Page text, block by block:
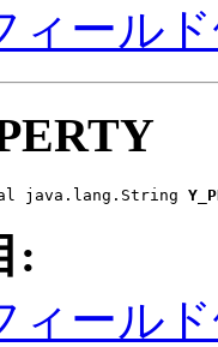
ィール
java.lang.String
:
ィール